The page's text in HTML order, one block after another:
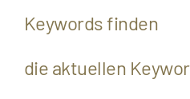
Keywords finden
die aktuellen